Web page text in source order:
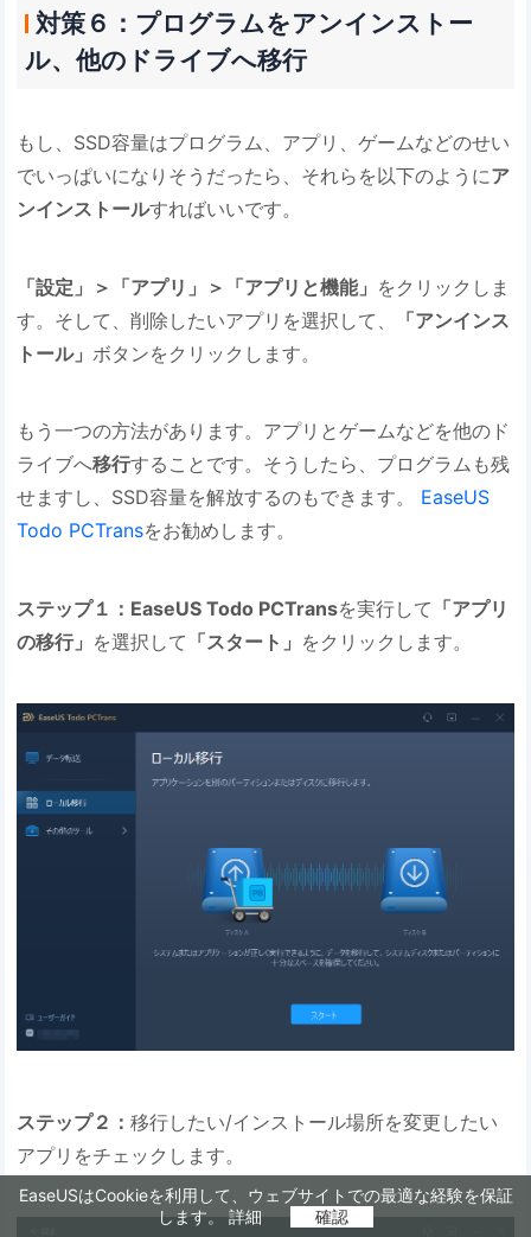
EaseUSはCookieを利用して、ウェブサイトでの最適な経験を保証
します。 詳細 確認
対策６：プログラムをアンインストー
ル、他のドライブへ移行
もし、SSD容量はプログラム、アプリ、ゲームなどのせい
でいっぱいになりそうだったら、それらを以下のようにア
ンインストールすればいいです。
「設定」＞「アプリ」＞「アプリと機能」 をクリックしま
す。そして、削除したいアプリを選択して、
「アンインス
トール」 ボタンをクリックします。
もう一つの方法があります。アプリとゲームなどを他のド
ライブへ移行することです。そうしたら、プログラムも残
せますし、SSD容量を解放するのもできます。
EaseUS
Todo PCTransをお勧めします。
ステップ１：EaseUS Todo PCTransを実行して 「アプリ
の移行」 を選択して 「スタート」 をクリックします。
ステップ２：移行したい/インストール場所を変更したい
アプリをチェックします。